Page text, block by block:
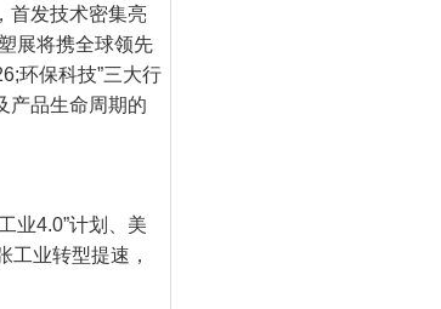
首发技术密集亮
展将携全球领先
环保科技”三大行
产品生命周期的
业4.0”计划、美
工业转型提速，